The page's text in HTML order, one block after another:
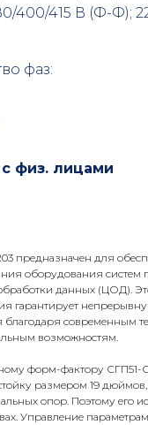
400/415 В (Ф-Ф);
фаз:
физ. лицами
предназначен для
оборудования
данных (ЦОД).
гарантирует
современным
возможностям.
форм-фактору СГП51-
размером 19
опор. Поэтому его
Управление